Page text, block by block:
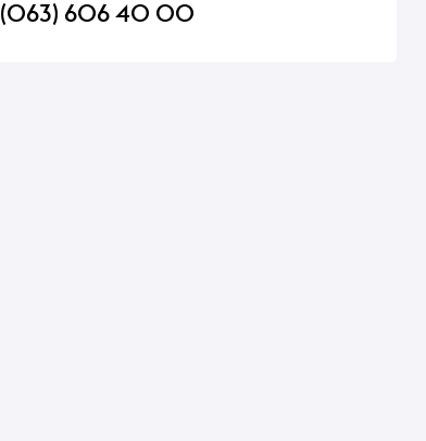
(063) 606 40 00